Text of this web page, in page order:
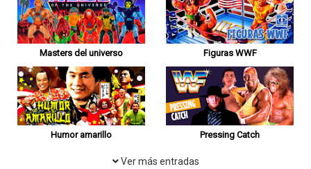
Masters del universo Figuras WWF
Humor amarillo Pressing Catch
Ver más entradas